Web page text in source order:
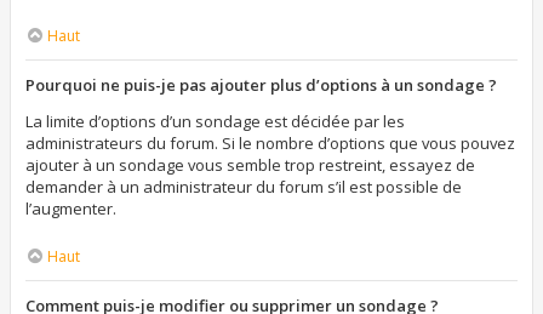
Haut
Pourquoi ne puis-je pas ajouter plus d’options à un sondage ?
La limite d’options d’un sondage est décidée par les
administrateurs du forum. Si le nombre d’options que vous pouvez
ajouter à un sondage vous semble trop restreint, essayez de
demander à un administrateur du forum s’il est possible de
l’augmenter.
Haut
Comment puis-je modifier ou supprimer un sondage ?